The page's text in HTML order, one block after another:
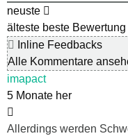
neuste
älteste beste Bewertung
Inline Feedbacks
Alle Kommentare
imapact
5 Monate her
Allerdings werden